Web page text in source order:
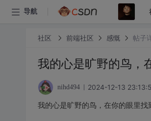
导航
社区 前端社区 感慨 帖子
我的心是旷野的鸟，
nihd494 2024-12-13
我的心是旷野的鸟，在你的眼里找